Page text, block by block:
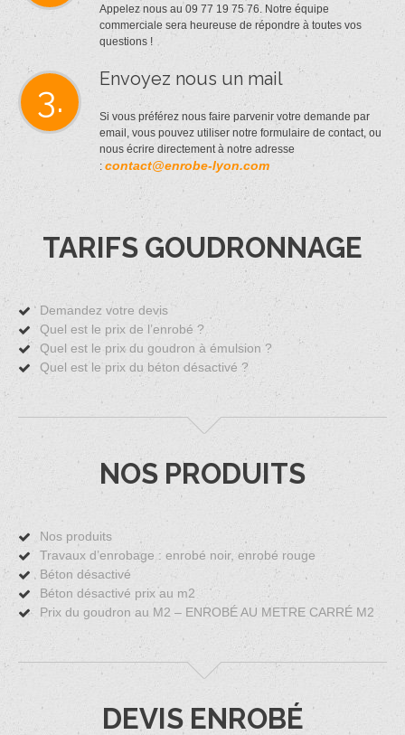
Appelez nous au 09 77 19 75 76. Notre équipe
commerciale sera heureuse de répondre à toutes vos
questions !
3. Envoyez nous un mail
Si vous préférez nous faire parvenir votre demande par
email, vous pouvez utiliser notre formulaire de contact, ou
nous écrire directement à notre adresse
: contact@enrobe-lyon.com
TARIFS GOUDRONNAGE
Demandez votre devis
Quel est le prix de l’enrobé ?
Quel est le prix du goudron à émulsion ?
Quel est le prix du béton désactivé ?
NOS PRODUITS
Nos produits
Travaux d’enrobage : enrobé noir, enrobé rouge
Béton désactivé
Béton désactivé prix au m2
Prix du goudron au M2 – ENROBÉ AU METRE CARRÉ M2
DEVIS ENROBÉ